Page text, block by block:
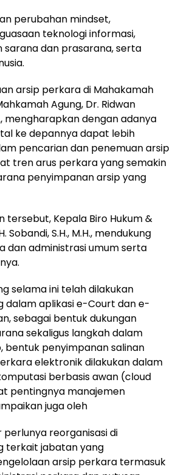
perubahan mindset,
teknologi informasi,
sarana dan prasarana, serta
arsip perkara di Mahakamah
Agung, Dr. Ridwan
mengharapkan dengan adanya
ke depannya dapat lebih
pencarian dan penemuan arsip
tren arus perkara yang semakin
penyimpanan arsip yang
tersebut, Kepala Biro Hukum &
Sobandi, S.H., M.H., mendukung
dan administrasi umum serta
selama ini telah dilakukan
dalam aplikasi e-Court dan e-
sebagai bentuk dukungan
sekaligus langkah dalam
bentuk penyimpanan salinan
elektronik dilakukan dalam
berbasis awan (cloud
pentingnya manajemen
juga oleh
perlunya reorganisasi di
terkait jabatan yang
arsip perkara termasuk